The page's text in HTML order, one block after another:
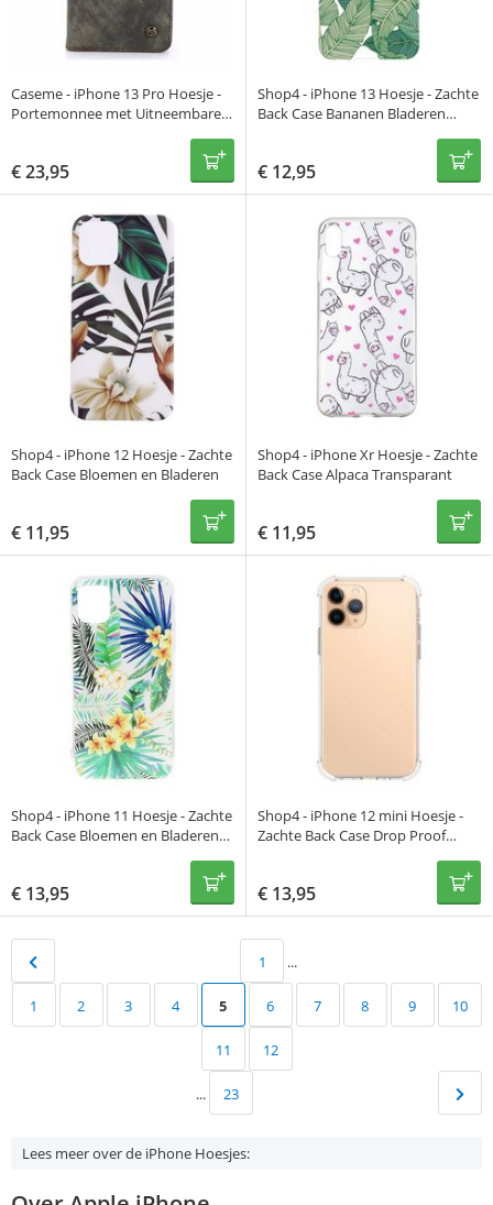
Caseme - iPhone 13 Pro Hoesje -
Portemonnee met Uitneembare
€23,95
Shop4 - iPhone 13 Hoesje - Zachte
Back Case Bananen Bladeren
€ 12,95
Shop4 - iPhone 12 Hoesje - Zachte
Back Case Bloemen en Bladeren
€ 11,95
Shop4 - iPhone Xr Hoesje - Zachte
Back Case Alpaca Transparant
€ 11,95
Shop4 - iPhone 11 Hoesje - Zachte
Back Case Bloemen en Bladeren
€ 13,95
Shop4 - iPhone 12 mini Hoesje -
Zachte Back Case Drop Proof
€ 13,95
1 ...
1 2 3 4 5 6 7 8 9 10
11 12
... 23
Lees meer over de iPhone Hoesjes: